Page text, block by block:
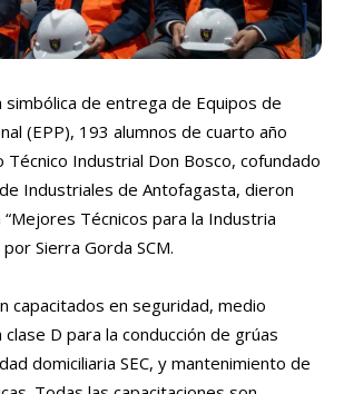
simbólica de entrega de Equipos de
(EPP), 193 alumnos de cuarto año
Técnico Industrial Don Bosco, cofundado
Industriales de Antofagasta, dieron
Técnicos para la Industria
Sierra Gorda SCM.
capacitados en seguridad, medio
D para la conducción de grúas
domiciliaria SEC, y mantenimiento de